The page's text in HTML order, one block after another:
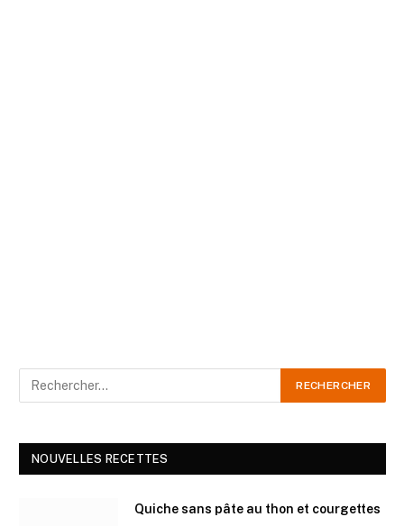
NOUVELLES RECETTES
Quiche sans pâte au thon et courgettes